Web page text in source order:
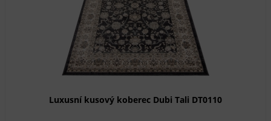
Luxusní kusový koberec Dubi Tali DT0110